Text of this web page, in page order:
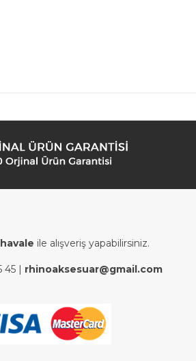
havale ile alışveriş yapabilirsiniz.
45 | rhinoaksesuar@gmail.com